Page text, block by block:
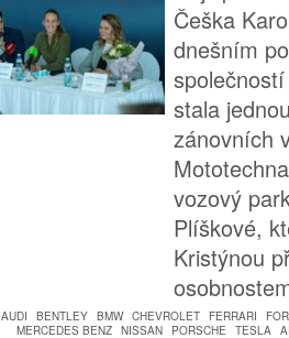
Češka
dnešním
stala
zánovních
vozový
Plíškové,
Kristýnou
AUDI BENTLEY BMW CHEVROLET FERRARI
MERCEDES BENZ NISSAN PORSCHE TESLA